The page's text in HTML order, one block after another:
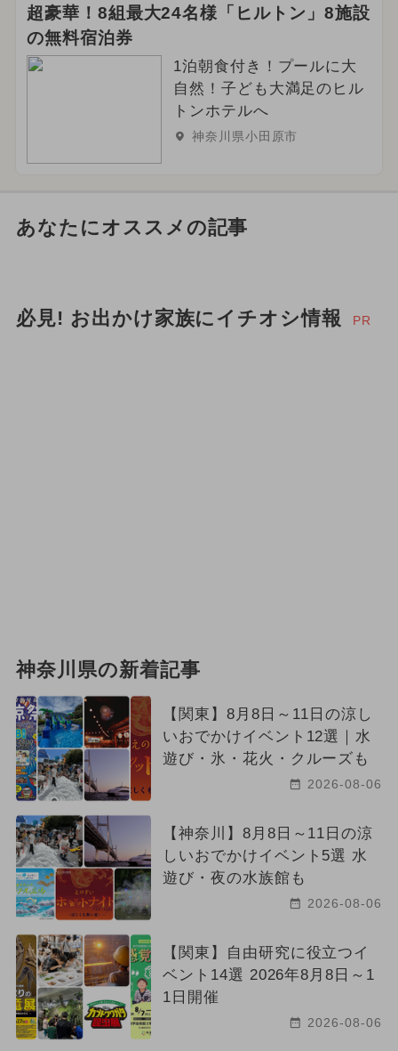
超豪華！8組最大24名様「ヒルトン」8施設
の無料宿泊券
1泊朝食付き！プールに大
自然！子ども大満足のヒル
トンホテルへ
神奈川県小田原市
あなたにオススメの記事
必見! お出かけ家族にイチオシ情報 PR
神奈川県の新着記事
【関東】8月8日～11日の涼し
いおでかけイベント12選｜水
遊び・氷・花火・クルーズも
2026-08-06
【神奈川】8月8日～11日の涼
しいおでかけイベント5選 水
遊び・夜の水族館も
2026-08-06
【関東】自由研究に役立つイ
ベント14選 2026年8月8日～1
1日開催
2026-08-06